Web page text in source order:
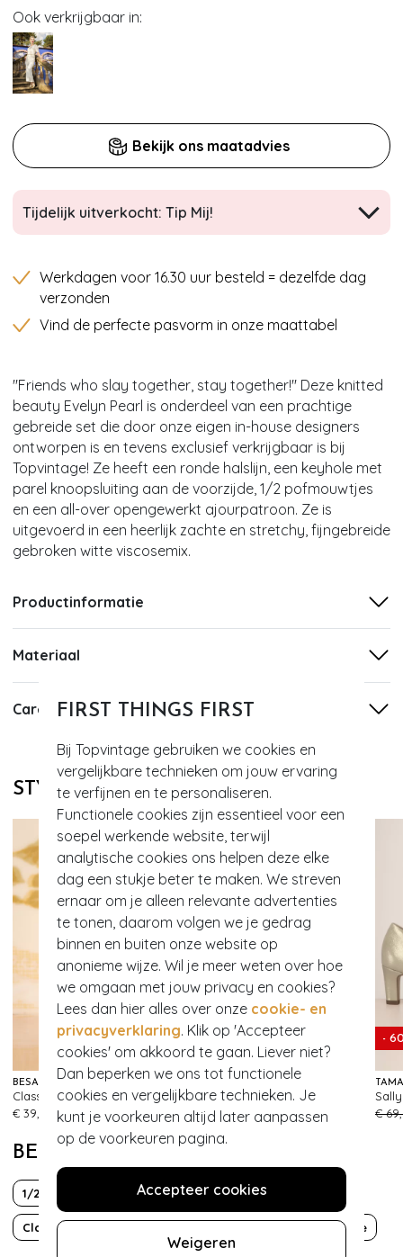
FIRST THINGS FIRST
Bij Topvintage gebruiken we cookies en
vergelijkbare technieken om jouw ervaring
te verfijnen en te personaliseren.
Functionele cookies zijn essentieel voor een
soepel werkende website, terwijl
analytische cookies ons helpen deze elke
dag een stukje beter te maken. We streven
ernaar om je alleen relevante advertenties
te tonen, daarom volgen we je gedrag
binnen en buiten onze website op
anonieme wijze. Wil je meer weten over hoe
we omgaan met jouw privacy en cookies?
Lees dan hier alles over onze cookie- en
privacyverklaring. Klik op 'Accepteer
cookies' om akkoord te gaan. Liever niet?
Dan beperken we ons tot functionele
cookies en vergelijkbare technieken. Je
kunt je voorkeuren altijd later aanpassen
op de voorkeuren pagina.
Accepteer cookies
Weigeren
Ook verkrijgbaar in:
Bekijk ons maatadvies
Tijdelijk uitverkocht: Tip Mij!
Werkdagen voor 16.30 uur besteld = dezelfde dag
verzonden
Vind de perfecte pasvorm in onze maattabel
''Friends who slay together, stay together!'' Deze knitted
beauty Evelyn Pearl is onderdeel van een prachtige
gebreide set die door onze eigen in-house designers
ontworpen is en tevens exclusief verkrijgbaar is bij
Topvintage! Ze heeft een ronde halslijn, een keyhole met
parel knoopsluiting aan de voorzijde, 1/2 pofmouwtjes
en een all-over opengewerkt ajourpatroon. Ze is
uitgevoerd in een heerlijk zachte en stretchy, fijngebreide
gebroken witte viscosemix.
Productinformatie
Materiaal
Care
STYLE DIT MET
BÉSAME COSMETICS
Classic Colour lippenstift in Mary Red
€ 39,95
303
- 60%
€ 49,95 € 19,95
-
€
BEKIJK MEER VAN
1/2 mouw 50s 70s Boho Chic
Classy chic Viscose